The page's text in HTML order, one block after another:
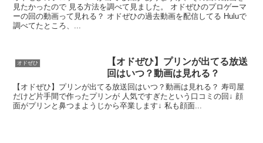
見たかったので 見る方法を調べて見ました。 オドぜひのプロゲーマ
ーの回の動画って見れる？ オドぜひの過去動画を配信してる Huluで
調べてたところ、...
オドぜひ
【オドぜひ】プリンが出てる放送
回はいつ？動画は見れる？
【オドぜひ】プリンが出てる放送回はいつ？動画は見れる？ 寿司屋
だけど片手間で作ったプリンが 人気ですぎたという口コミの回↓ 顔
面がプリンと鼻つまようじから卒業します↓ 私も顔面...